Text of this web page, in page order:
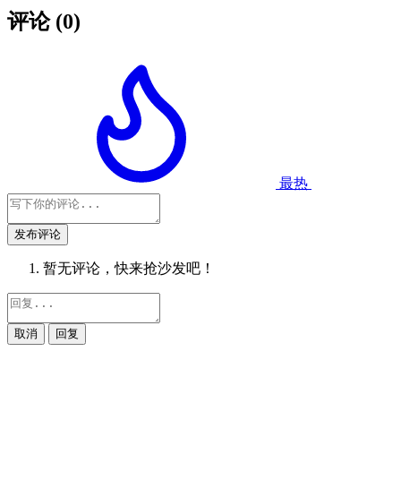
评论 (0)
最热
发布评论
暂无评论，快来抢沙发吧！
取消 回复